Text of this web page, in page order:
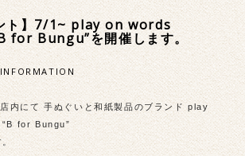
ト】7/1~ play on words
for Bungu”を開催します。
INFORMATION
内にて 手ぬぐいと和紙製品のブランド play
for Bungu”
。